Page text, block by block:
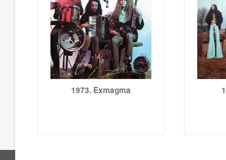
1973. Exmagma